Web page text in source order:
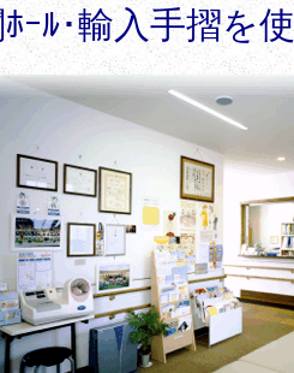
ｰﾙ･輸入手摺を